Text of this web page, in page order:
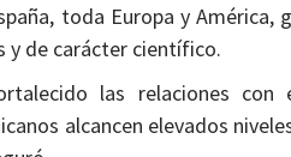
toda Europa y América,
y de carácter científico.
las relaciones
alcancen elevados